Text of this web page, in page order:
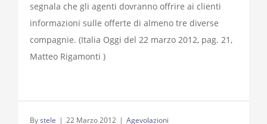
segnala che gli agenti dovranno offrire ai clienti
informazioni sulle offerte di almeno tre diverse
compagnie. (Italia Oggi del 22 marzo 2012, pag. 21,
Matteo Rigamonti )
Bystele | 22 Marzo 2012 | Agevolazioni